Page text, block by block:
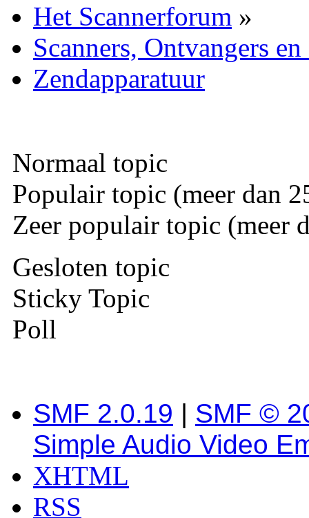
Het Scannerforum »
Scanners, Ontvangers
Zendapparatuur
Normaal topic
Populair topic (meer dan
Zeer populair topic (meer
Gesloten topic
Sticky Topic
Poll
SMF 2.0.19 | SMF ©
Simple Audio Video
XHTML
RSS